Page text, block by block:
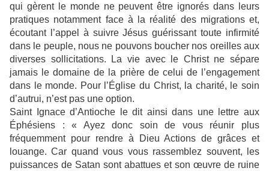
qui gèrent le monde ne peuvent être ignorés dans leurs
pratiques notamment face à la réalité des migrations et,
écoutant l’appel à suivre Jésus guérissant toute infirmité
dans le peuple, nous ne pouvons boucher nos oreilles aux
diverses sollicitations. La vie avec le Christ ne sépare
jamais le domaine de la prière de celui de l’engagement
dans le monde. Pour l’Église du Christ, la charité, le soin
d’autrui, n’est pas une option.
Saint Ignace d’Antioche le dit ainsi dans une lettre aux
Éphésiens : « Ayez donc soin de vous réunir plus
fréquemment pour rendre à Dieu Actions de grâces et
louange. Car quand vous vous rassemblez souvent, les
puissances de Satan sont abattues et son œuvre de ruine